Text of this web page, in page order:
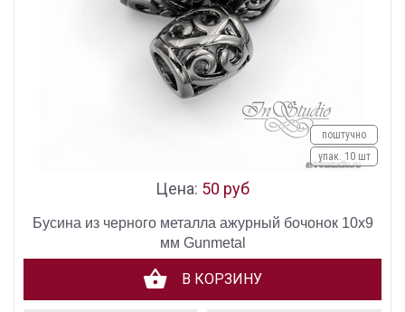
поштучно
упак. 10 шт
Цена: 50 руб
Бусина из черного металла ажурный бочонок 10х9
мм Gunmetal
В КОРЗИНУ